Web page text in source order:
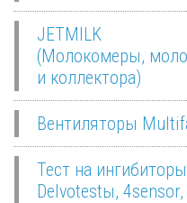
JETMILK
(Молокомеры,
и коллектора)
Вентиляторы
Тест на ингибиторы
Delvotestы, 4sensor,